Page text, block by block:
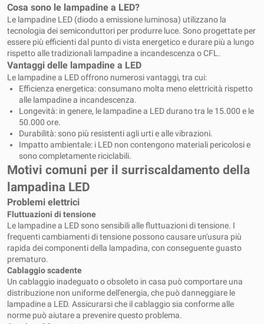
Cosa sono le lampadine a LED?
Le lampadine LED (diodo a emissione luminosa) utilizzano la
tecnologia dei semiconduttori per produrre luce. Sono progettate per
essere più efficienti dal punto di vista energetico e durare più a lungo
rispetto alle tradizionali lampadine a incandescenza o CFL.
Vantaggi delle lampadine a LED
Le lampadine a LED offrono numerosi vantaggi, tra cui:
Efficienza energetica: consumano molta meno elettricità rispetto
alle lampadine a incandescenza.
Longevità: in genere, le lampadine a LED durano tra le 15.000 e le
50.000 ore.
Durabilità: sono più resistenti agli urti e alle vibrazioni.
Impatto ambientale: i LED non contengono materiali pericolosi e
sono completamente riciclabili.
Motivi comuni per il surriscaldamento della
lampadina LED
Problemi elettrici
Fluttuazioni di tensione
Le lampadine a LED sono sensibili alle fluttuazioni di tensione. I
frequenti cambiamenti di tensione possono causare un'usura più
rapida dei componenti della lampadina, con conseguente guasto
prematuro.
Cablaggio scadente
Un cablaggio inadeguato o obsoleto in casa può comportare una
distribuzione non uniforme dell'energia, che può danneggiare le
lampadine a LED. Assicurarsi che il cablaggio sia conforme alle
norme può aiutare a prevenire questo problema.